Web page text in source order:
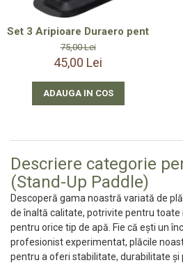
Set 3 Aripioare Duraero pentru
75,00 Lei
45,00 Lei
ADAUGA IN COS
Descriere categorie
(Stand-Up Paddle)
Descoperă gama noastră variată de
de înaltă calitate, potrivite pentru toate
pentru orice tip de apă. Fie că ești un
profesionist experimentat, plăcile
pentru a oferi stabilitate, durabilitate și